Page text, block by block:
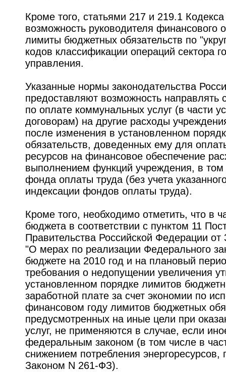
Кроме того, статьями 217 и 219.1
возможность руководителя финансового
лимиты бюджетных обязательств по
кодов классификации операций сектора
управления.
Указанные нормы законодательства
предоставляют возможность
по оплате коммунальных услуг (в части
договорам) на другие расходы
после изменения в установленном
обязательств, доведенных ему для
ресурсов на финансовое обеспечение
выполнением функций учреждения, в том
фонда оплаты труда (без учета
индексации фондов оплаты труда).
Кроме того, необходимо отметить, что в
бюджета в соответствии с пунктом 11
Правительства Российской Федерации от
"О мерах по реализации Федерального
бюджете на 2010 год и на плановый
требования о недопущении увеличения
установленном порядке лимитов
заработной плате за счет экономии по
финансовом году лимитов бюджетных
предусмотренных на иные цели при
услуг, не применяются в случае, если
федеральным законом (в том числе в
снижением потребления энергоресурсов,
Законом N 261-ФЗ).